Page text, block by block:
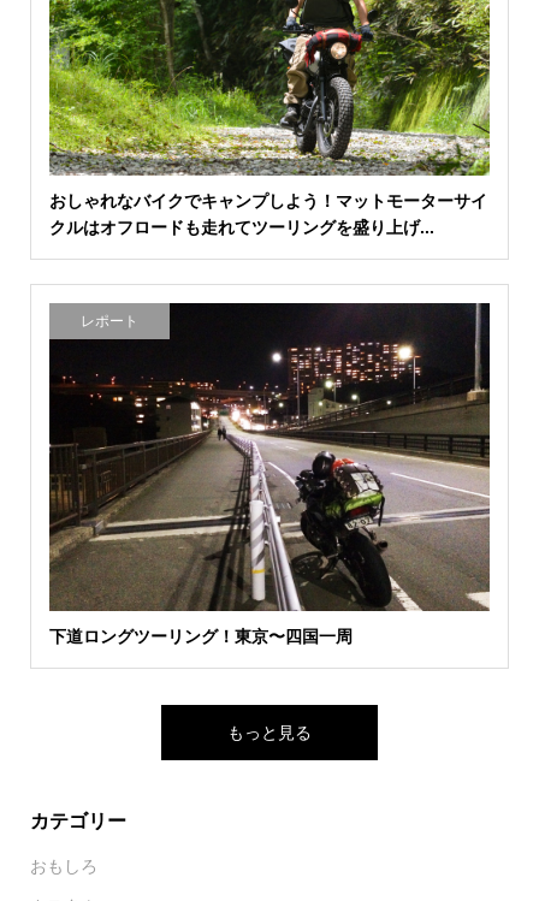
おしゃれなバイクでキャンプしよう！マットモーターサイ
クルはオフロードも走れてツーリングを盛り上げ...
レポート
下道ロングツーリング！東京〜四国一周
もっと見る
カテゴリー
おもしろ